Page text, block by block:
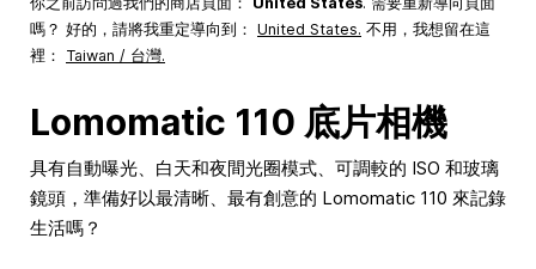
嗎？ 好的，請將我重定導向到： United States. 不用，我想留在這
裡： Taiwan / 台灣.
Lomomatic 110 底片相機
具有自動曝光、白天和夜間光圈模式、可調較的 ISO 和玻璃
鏡頭，準備好以最清晰、最有創意的 Lomomatic 110 來記錄
生活嗎？